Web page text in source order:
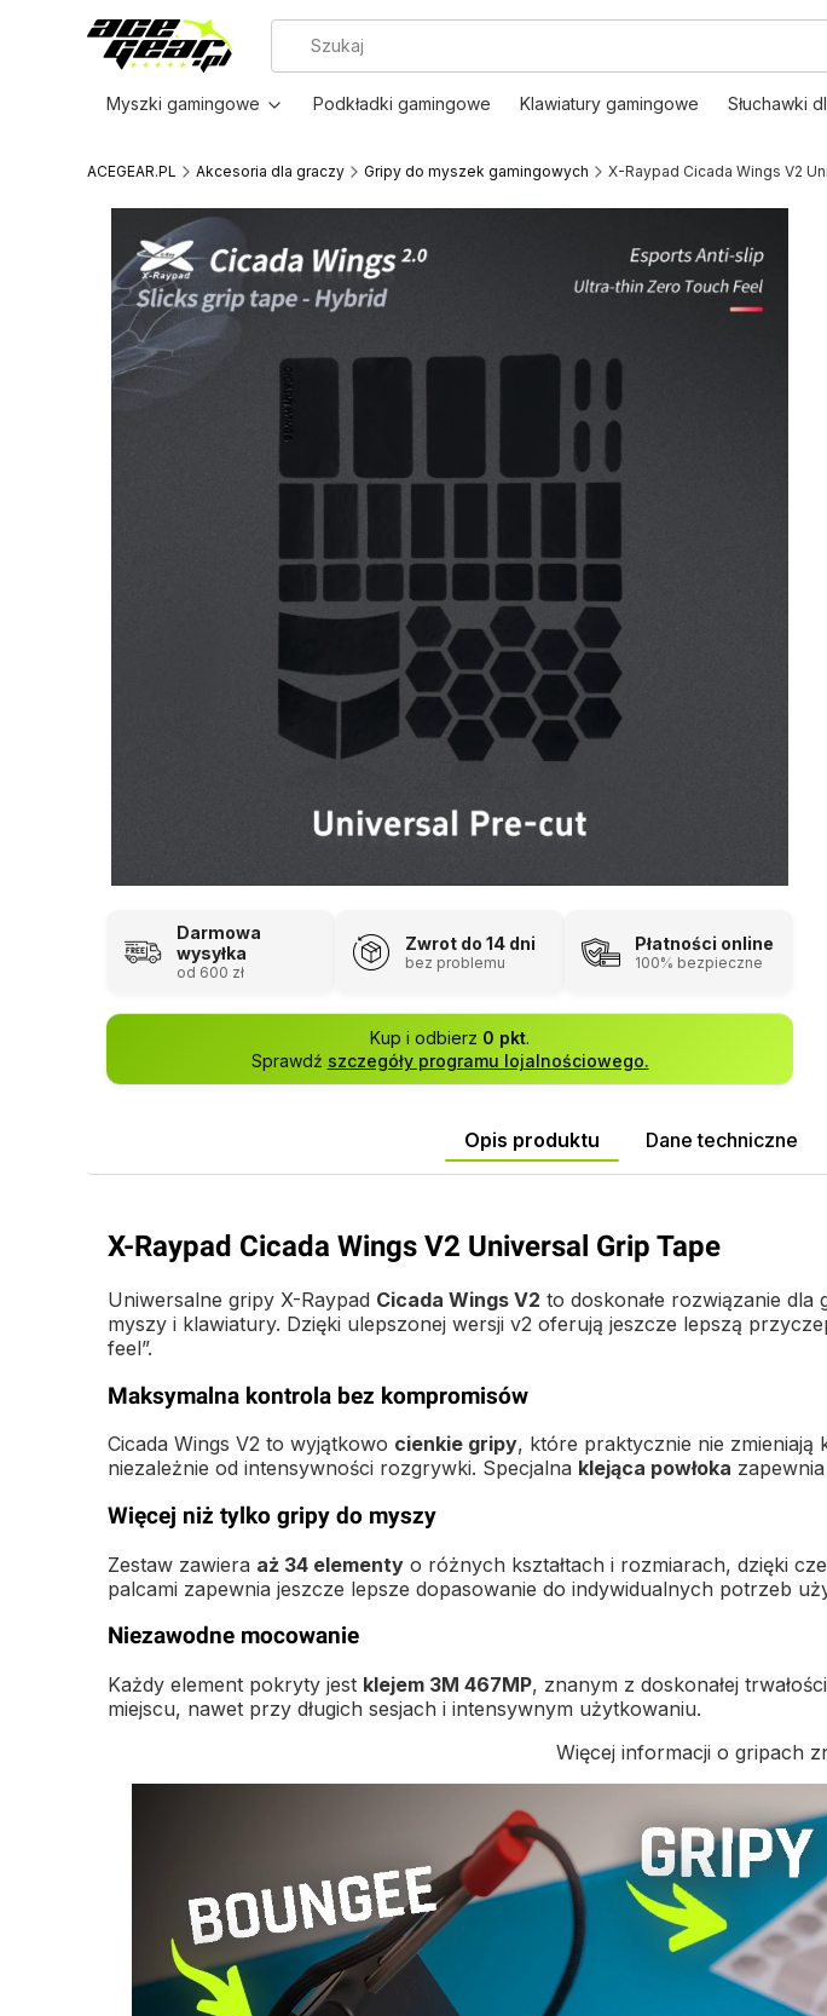
Myszki gamingowe Podkładki gamingowe Klawiatury gamingowe Słuchawki
ACEGEAR.PL Akcesoria dla graczy Gripy do myszek gamingowych X-Raypad Cicada Wings V2
Darmowa
wysyłka
od 600 zł
Zwrot do 14 dni
bez problemu
Płatności online
100% bezpieczne
Kup i odbierz 0 pkt.
Sprawdź szczegóły programu lojalnościowego.
Opis produktu Dane techniczne
X-Raypad Cicada Wings V2 Universal Grip Tape
Uniwersalne gripy X-Raypad Cicada Wings V2 to doskonałe rozwiązanie
myszy i klawiatury. Dzięki ulepszonej wersji v2 oferują jeszcze lepszą
feel”.
Maksymalna kontrola bez kompromisów
Cicada Wings V2 to wyjątkowo cienkie gripy, które praktycznie nie zmieniają
niezależnie od intensywności rozgrywki. Specjalna klejąca powłoka
Więcej niż tylko gripy do myszy
Zestaw zawiera aż 34 elementy o różnych kształtach i rozmiarach, dzięki
palcami zapewnia jeszcze lepsze dopasowanie do indywidualnych potrzeb
Niezawodne mocowanie
Każdy element pokryty jest klejem 3M 467MP, znanym z doskonałej
miejscu, nawet przy długich sesjach i intensywnym użytkowaniu.
Więcej informacji o gripach